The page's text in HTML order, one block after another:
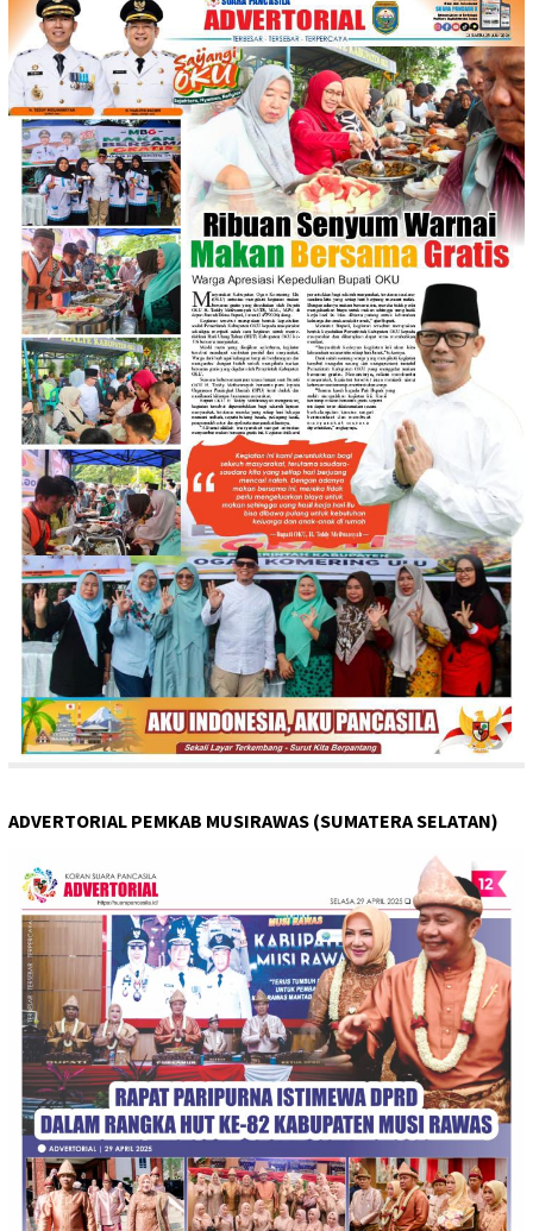
ADVERTORIAL PEMKAB MUSIRAWAS (SUMATERA SELATAN)